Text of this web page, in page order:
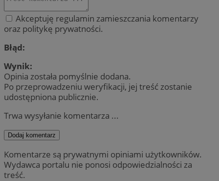
Akceptuję regulamin zamieszczania komentarzy
oraz politykę prywatności.
Błąd:
Wynik:
Opinia została pomyślnie dodana.
Po przeprowadzeniu weryfikacji, jej treść zostanie
udostępniona publicznie.
Trwa wysyłanie komentarza ...
Dodaj komentarz
Komentarze są prywatnymi opiniami użytkowników.
Wydawca portalu nie ponosi odpowiedzialności za
treść.